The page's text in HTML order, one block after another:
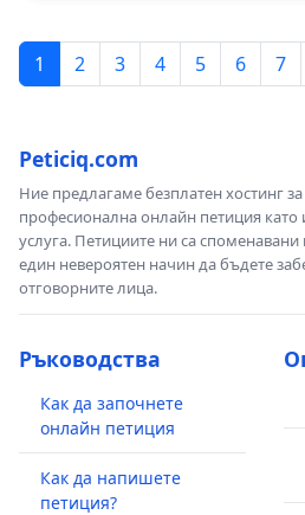
1 2 3 4 5 6 7
Peticiq.com
Ние предлагаме безплатен хостинг
професионална онлайн петиция
услуга. Петициите ни са
един невероятен начин да бъдете
отговорните лица.
Ръководства
Как да започнете
онлайн петиция
Как да напишете
петиция?